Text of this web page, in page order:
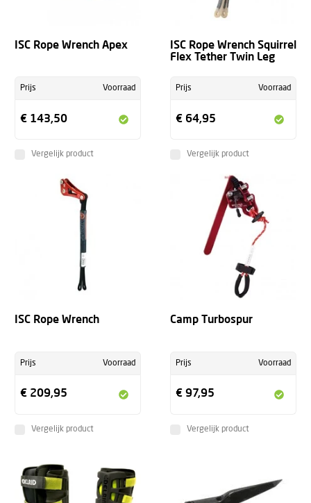
ISC Rope Wrench Apex
Prijs Voorraad
€ 143,50
Vergelijk product
ISC Rope Wrench Squirrel
Flex Tether Twin Leg
Prijs Voorraad
€ 64,95
Vergelijk product
ISC Rope Wrench
Prijs Voorraad
€ 209,95
Vergelijk product
Camp Turbospur
Prijs Voorraad
€ 97,95
Vergelijk product